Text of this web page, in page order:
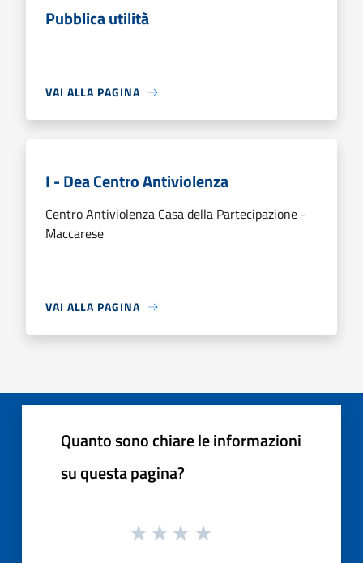
Pubblica utilità
VAI ALLA PAGINA
I - Dea Centro Antiviolenza
Centro Antiviolenza Casa della Partecipazione -
Maccarese
VAI ALLA PAGINA
Quanto sono chiare le informazioni
su questa pagina?